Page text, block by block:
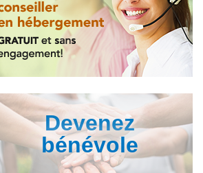
Devenez
bénévole